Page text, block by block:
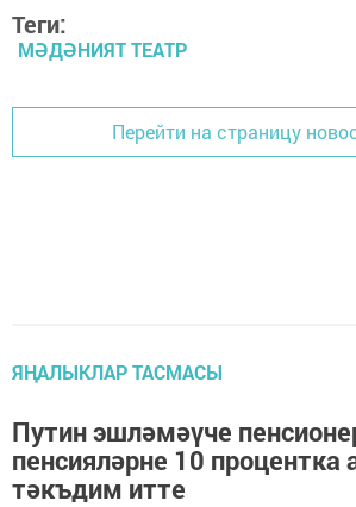
Теги:
МӘДӘНИЯТ ТЕАТР
Перейти на страницу
ЯҢАЛЫКЛАР ТАСМАСЫ
Путин эшләмәүче
пенсияләрне 10
тәкъдим итте